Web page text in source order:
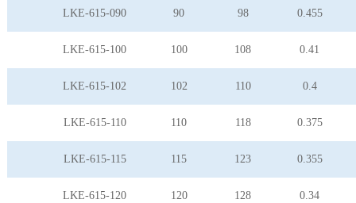
LKE-615-090 90 98 0.455
LKE-615-100 100 108 0.41
LKE-615-102 102 110 0.4
LKE-615-110 110 118 0.375
LKE-615-115 115 123 0.355
LKE-615-120 120 128 0.34